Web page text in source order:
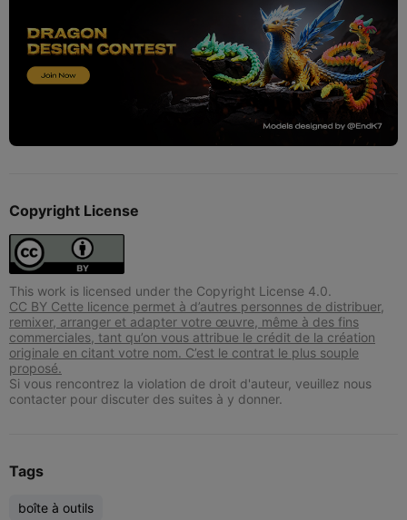
Copyright License
This work is licensed under the Copyright License 4.0.
CC BY Cette licence permet à d’autres personnes de distribuer,
remixer, arranger et adapter votre œuvre, même à des fins
commerciales, tant qu’on vous attribue le crédit de la création
originale en citant votre nom. C’est le contrat le plus souple
proposé.
Si vous rencontrez la violation de droit d'auteur, veuillez nous
contacter pour discuter des suites à y donner.
Tags
boîte à outils